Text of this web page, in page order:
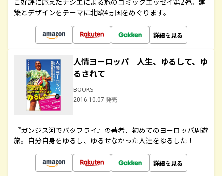
ご好評に応えたナシエによる旅のコミックエッセイ第2弾。建
築とデザインをテーマに北欧4ヵ国をめぐります。
詳細を見る
人情ヨーロッパ 人生、ゆるして、ゆ
るされて
BOOKS
2016.10.07 発売
『ガンジス河でバタフライ』の著者、初めてのヨーロッパ周遊
旅。自分自身をゆるし、ゆるせなかった人達をゆるした！
詳細を見る